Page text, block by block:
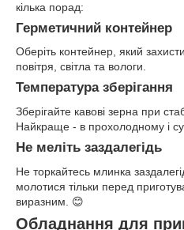
кілька порад:
Герметичний контейнер
Оберіть контейнер, який
повітря, світла та вологи.
Температура зберігання
Зберігайте кавові зерна при
Найкраще - в прохолодному і
Не меліть заздалегідь
Не торкайтесь млинка
молотися тільки перед
виразним. 😊
Обладнання для